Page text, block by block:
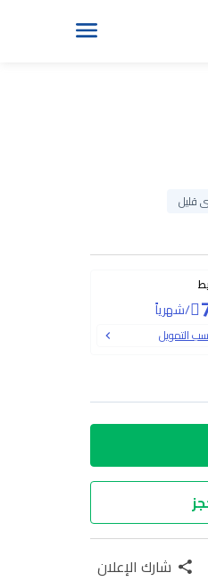
قليل
/شهرياً
التمويل
شارك الإعلان